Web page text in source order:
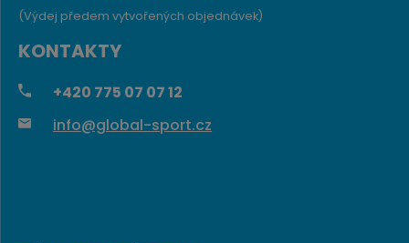
KONTAKTY
+420 775 07 07 12
info@global-sport.cz
(Výdej předem vytvořených objednávek)